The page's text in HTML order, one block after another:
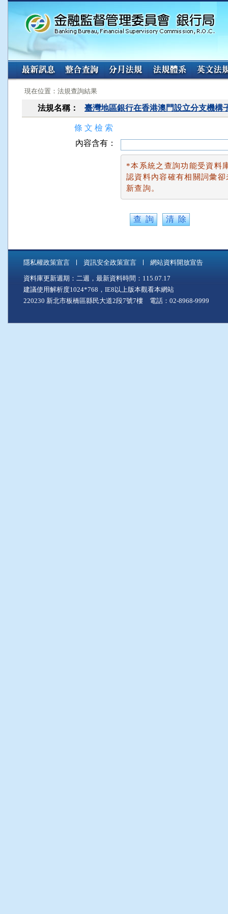
:::
現在位置：法規查詢結果
法規名稱： 臺灣地區銀行在香港澳門設立分支機構
條 文 檢 索
內容含有：
*本系統之查詢功能受資料
認資料內容確有相關詞彙
新查詢。
隱私權政策宣言 資訊安全政策宣言 網站資料開放宣告
資料庫更新週期：二週，最新資料時間：115.07.17
建議使用解析度1024*768，IE8以上版本觀看本網站
220230 新北市板橋區縣民大道2段7號7樓 電話：02-8968-9999